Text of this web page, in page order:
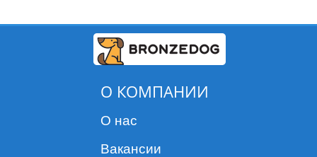
О КОМПАНИИ
О нас
Вакансии